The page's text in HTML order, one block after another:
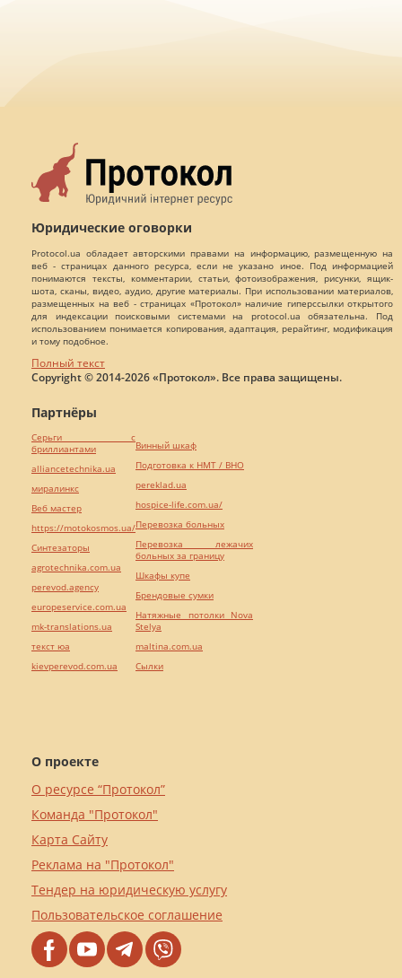
Юридические оговорки
Protocol.ua обладает авторскими правами на информацию, размещенную на
веб - страницах данного ресурса, если не указано иное. Под информацией
понимаются тексты, комментарии, статьи, фотоизображения, рисунки, ящик-
шота, сканы, видео, аудио, другие материалы. При использовании материалов,
размещенных на веб - страницах «Протокол» наличие гиперссылки открытого
для индексации поисковыми системами на protocol.ua обязательна. Под
использованием понимается копирования, адаптация, рерайтинг, модификация
и тому подобное.
Полный текст
Copyright © 2014-2026 «Протокол». Все права защищены.
О проекте
О ресурсе “Протокол”
Команда "Протокол"
Карта Сайту
Реклама на "Протокол"
Тендер на юридическую услугу
Пользовательское соглашение
Партнёры
Серьги с
бриллиантами
alliancetechnika.ua
миралинкс
Веб мастер
https://motokosmos.ua/
Синтезаторы
agrotechnika.com.ua
perevod.agency
europeservice.com.ua
mk-translations.ua
текст юа
kievperevod.com.ua
Винный шкаф
Подготовка к НМТ / ВНО
pereklad.ua
hospice-life.com.ua/
Перевозка больных
Перевозка лежачих
больных за границу
Шкафы купе
Брендовые сумки
Натяжные потолки Nova
Stelya
maltina.com.ua
Cылки